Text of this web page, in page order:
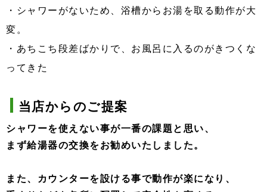
・シャワーがないため、浴槽からお湯を取る動作が大
変。
・あちこち段差ばかりで、お風呂に入るのがきつくな
ってきた
当店からのご提案
シャワーを使えない事が一番の課題と思い、
まず給湯器の交換をお勧めいたしました。
また、カウンターを設ける事で動作が楽になり、